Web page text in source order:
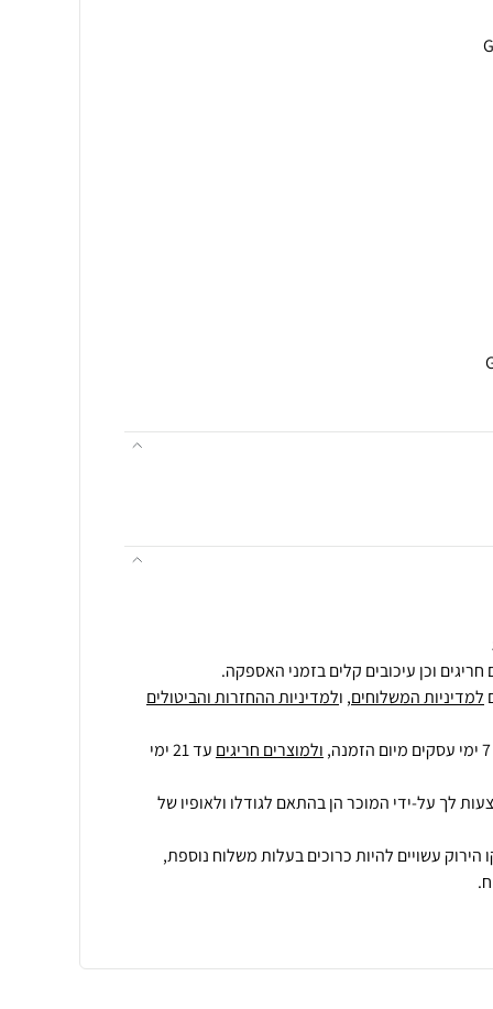
וכן עיכובים קלים בזמני האספקה.
למדיניות המשלוחים, ולמדיניות ההחזרות והביטולים
ולמוצרים חריגים עד 21 ימי
לך על-ידי המוכר הן בהתאם לגודלו ולאופיו של
הירוק עשויים להיות כרוכים בעלות משלוח נוספת,